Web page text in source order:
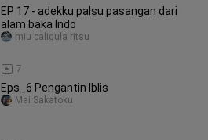
EP 17 - adekku palsu pasangan dari
alam baka Indo
7
miu caligula ritsu
Eps_6 Pengantin Iblis
Mai Sakatoku